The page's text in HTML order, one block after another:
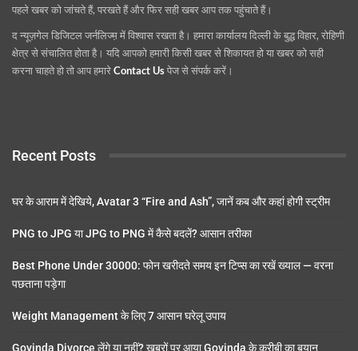
पहले खबर को जांचते हैं, परखते हैं और फिर सही खबर आप तक पहुंचाते हैं।
द न्यूज़गेल डिजिटल जर्नलिज्म़ में विश्वास रखता है। हमारा कार्यालय दिल्ली के बुद्ध विहार, रोहिणी
क्षेत्र से संचालित होता है। यदि आपको हमारी किसी खबर से शिकायत हो या खबर को सही
करना चाहते हो तो आप हमारेContact Usपेज से संपर्क करें।
Recent Posts
घर के आराम में देखिये, Avatar 3 “Fire and Ash”, जानें कब और कहां होगी स्ट्रीम
PNG to JPG या JPG to PNG में कैसे बदलें? आसान तरीका
Best Phone Under 30000: फोन खरीदते समय इन टिप्स का रखें ख्याल — वरना
पछताना पड़ेगा
Weight Management के लिए 7 आसान घरेलू उपाय
Govinda Divorce लेंगे या नहीं? खबरों पर आया Govinda के करीबी का बयान